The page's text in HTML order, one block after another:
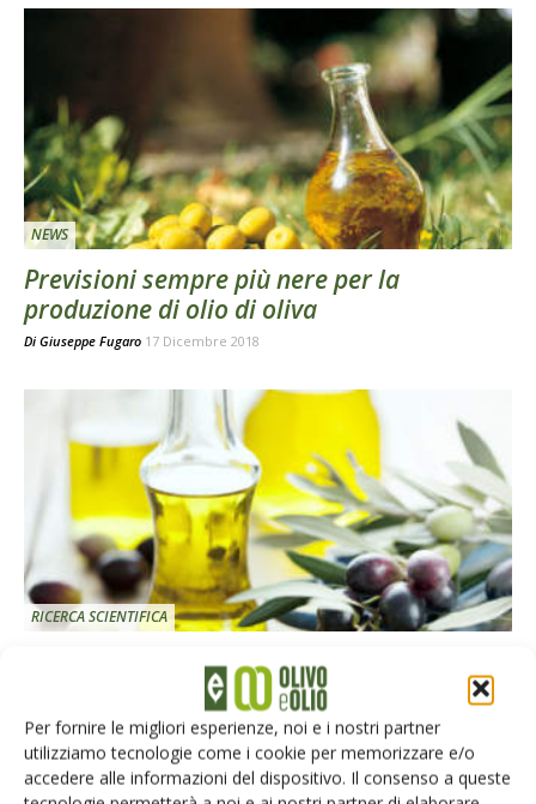
Per fornire le migliori esperienze, noi e i nostri partner
utilizziamo tecnologie come i cookie per memorizzare e/o
accedere alle informazioni del dispositivo. Il consenso a queste
NEWS
Previsioni sempre più nere per la
produzione di olio di oliva
Di Giuseppe Fugaro 17 Dicembre 2018
RICERCA SCIENTIFICA
È possibile prevedere la shelf life dell’olio?
28 Maggio 2018